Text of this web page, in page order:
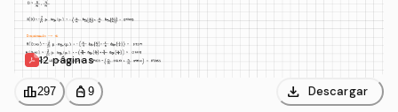
12 páginas
leaderboard297 personal_bag 9 download Descargar